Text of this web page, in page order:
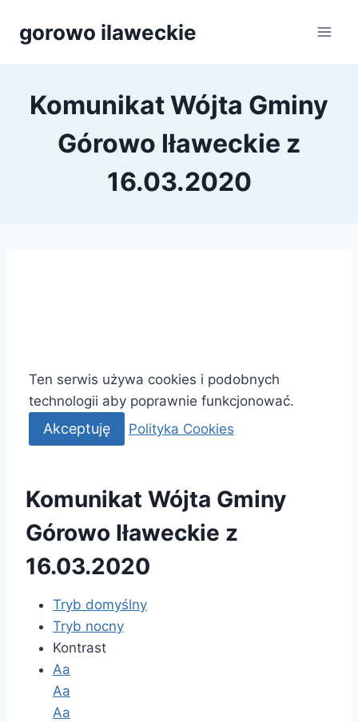
gorowo ilaweckie
Komunikat Wójta Gminy
Górowo Iławeckie z
16.03.2020
Ten serwis używa cookies i podobnych
technologii aby poprawnie funkcjonować.
Akceptuję Polityka Cookies
Komunikat Wójta Gminy
Górowo Iławeckie z
16.03.2020
Tryb domyślny
Tryb nocny
Kontrast
Aa
Aa
Aa